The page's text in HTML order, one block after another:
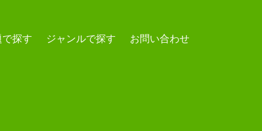
探す ジャンルで探す お問い合わせ